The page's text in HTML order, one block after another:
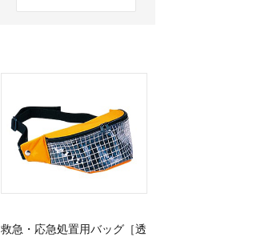
救急・応急処置用バッグ［透